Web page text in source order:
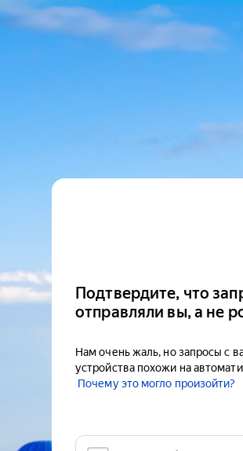
Подтвердите, что
отправляли вы, а не
Нам очень жаль, но запросы с
устройства похожи на
Почему это могло произойти?